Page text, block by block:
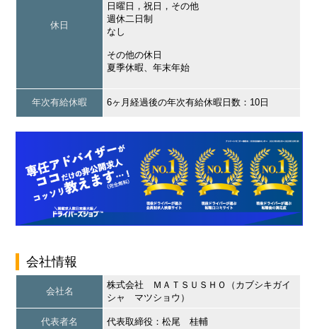
休日
日曜日，祝日，その他
週休二日制
なし
その他の休日
夏季休暇、年末年始
年次有給休暇 6ヶ月経過後の年次有給休暇日数：10日
会社情報
会社名
株式会社 ＭＡＴＳＵＳＨＯ（カブシキガイ
シャ マツショウ）
代表者名 代表取締役：松尾 桂輔